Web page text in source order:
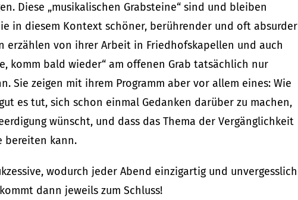
Diese „musikalischen Grabsteine“ sind und bleiben
in diesem Kontext schöner, berührender und oft absurder
erzählen von ihrer Arbeit in Friedhofskapellen und auch
komm bald wieder“ am offenen Grab tatsächlich nur
Sie zeigen mit ihrem Programm aber vor allem eines: Wie
es tut, sich schon einmal Gedanken darüber zu machen,
wünscht, und dass das Thema der Vergänglichkeit
bereiten kann.
wodurch jeder Abend einzigartig und unvergesslich
dann jeweils zum Schluss!